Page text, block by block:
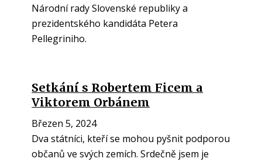
Národní rady Slovenské republiky a
prezidentského kandidáta Petera
Pellegriniho.
Setkání s Robertem Ficem a
Viktorem Orbánem
Březen 5, 2024
Dva státníci, kteří se mohou pyšnit podporou
občanů ve svých zemích. Srdečně jsem je